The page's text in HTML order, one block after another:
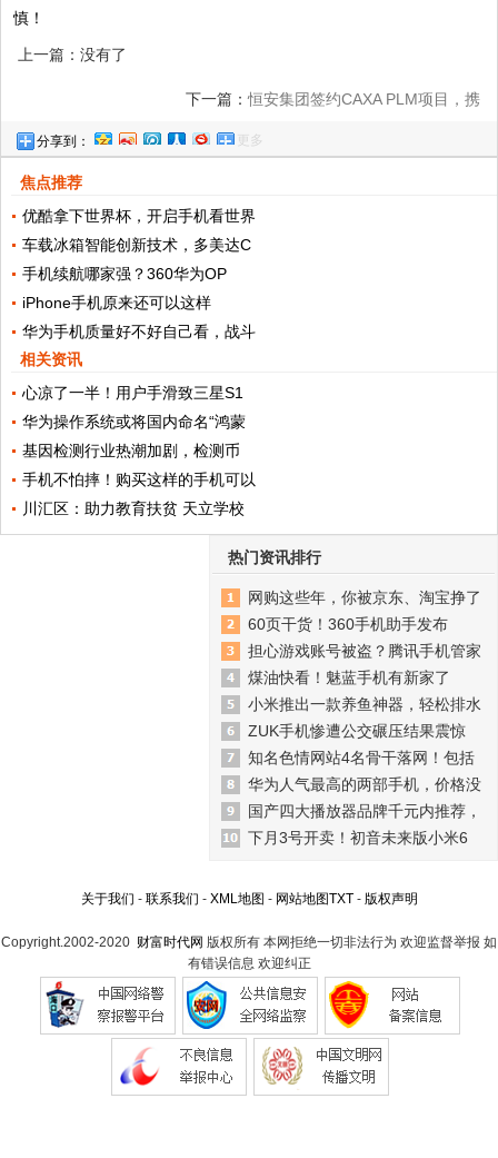
慎！
上一篇：没有了
下一篇：恒安集团签约CAXA PLM项目，携
分享到： 更多
焦点推荐
优酷拿下世界杯，开启手机看世界
车载冰箱智能创新技术，多美达C
手机续航哪家强？360华为OP
iPhone手机原来还可以这样
华为手机质量好不好自己看，战斗
相关资讯
心凉了一半！用户手滑致三星S1
华为操作系统或将国内命名“鸿蒙
​基因检测行业热潮加剧，检测币
手机不怕摔！购买这样的手机可以
川汇区：助力教育扶贫 天立学校
热门资讯排行
网购这些年，你被京东、淘宝挣了
60页干货！360手机助手发布
担心游戏账号被盗？腾讯手机管家
煤油快看！魅蓝手机有新家了
小米推出一款养鱼神器，轻松排水
ZUK手机惨遭公交碾压结果震惊
知名色情网站4名骨干落网！包括
华为人气最高的两部手机，价格没
国产四大播放器品牌千元内推荐，
下月3号开卖！初音未来版小米6
关于我们 - 联系我们 - XML地图 - 网站地图TXT- 版权声明
Copyright.2002-2020 财富时代网 版权所有 本网拒绝一切非法行为 欢迎监督举报 如
有错误信息 欢迎纠正